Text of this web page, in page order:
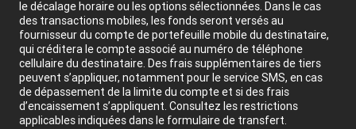
le décalage horaire ou les options sélectionnées. Dans le cas
des transactions mobiles, les fonds seront versés au
fournisseur du compte de portefeuille mobile du destinataire,
qui créditera le compte associé au numéro de téléphone
cellulaire du destinataire. Des frais supplémentaires de tiers
peuvent s’appliquer, notamment pour le service SMS, en cas
de dépassement de la limite du compte et si des frais
d’encaissement s’appliquent. Consultez les restrictions
applicables indiquées dans le formulaire de transfert.